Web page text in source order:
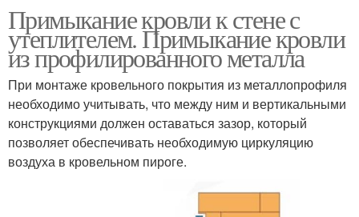
Примыкание кровли к стене с
утеплителем. Примыкание кровли
из профилированного металла
При монтаже кровельного покрытия из металлопрофиля
необходимо учитывать, что между ним и вертикальными
конструкциями должен оставаться зазор, который
позволяет обеспечивать необходимую циркуляцию
воздуха в кровельном пироге.